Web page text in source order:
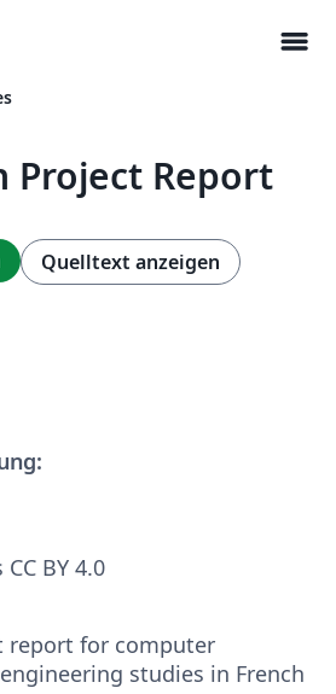
menu
Project Report
Quelltext anzeigen
BY 4.0
report for computer
studies in French